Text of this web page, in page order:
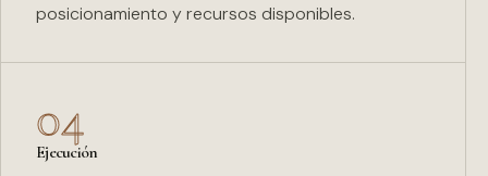
posicionamiento y recursos disponibles.
04
Ejecución